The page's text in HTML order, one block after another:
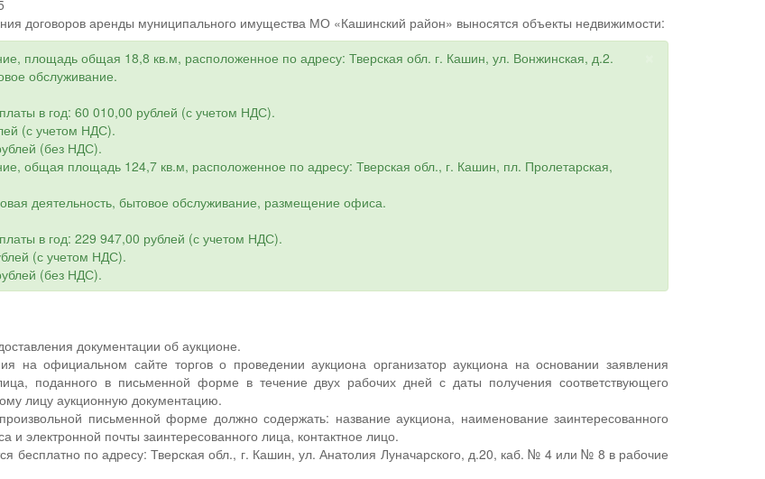
договоров аренды муниципального имущества МО «Кашинский район» выносятся объекты недвижимости:
площадь общая 18,8 кв.м, расположенное по адресу: Тверская обл. г. Кашин, ул. Вонжинская, д.2.
обслуживание.
в год: 60 010,00 рублей (с учетом НДС).
(с учетом НДС).
(без НДС).
общая площадь 124,7 кв.м, расположенное по адресу: Тверская обл., г. Кашин, пл. Пролетарская,
деятельность, бытовое обслуживание, размещение офиса.
в год: 229 947,00 рублей (с учетом НДС).
(с учетом НДС).
(без НДС).
документации об аукционе.
на официальном сайте торгов о проведении аукциона организатор аукциона на основании заявления
поданного в письменной форме в течение двух рабочих дней с даты получения соответствующего
лицу аукционную документацию.
письменной форме должно содержать: название аукциона, наименование заинтересованного
электронной почты заинтересованного лица, контактное лицо.
бесплатно по адресу: Тверская обл., г. Кашин, ул. Анатолия Луначарского, д.20, каб. № 4 или № 8 в рабочие